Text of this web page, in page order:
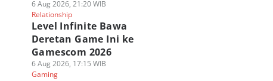
6 Aug 2026, 21:20 WIB
Relationship
Level Infinite Bawa
Deretan Game Ini ke
Gamescom 2026
6 Aug 2026, 17:15 WIB
Gaming